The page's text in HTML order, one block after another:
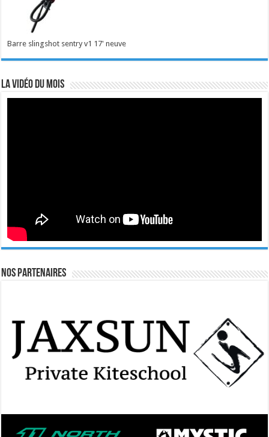
Barre slingshot sentry v1 17' neuve
La vidéo du mois
Nos Partenaires